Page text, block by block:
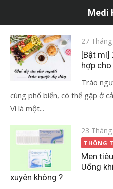
dung
Medi
Đăng
vào
27
[Bật mí]
hợp
Trào
cùng phổ biến, có thể gặp ở
Vì là một...
Đăng
vào
23
THÔNG
Men
Uống
xuyên không ?